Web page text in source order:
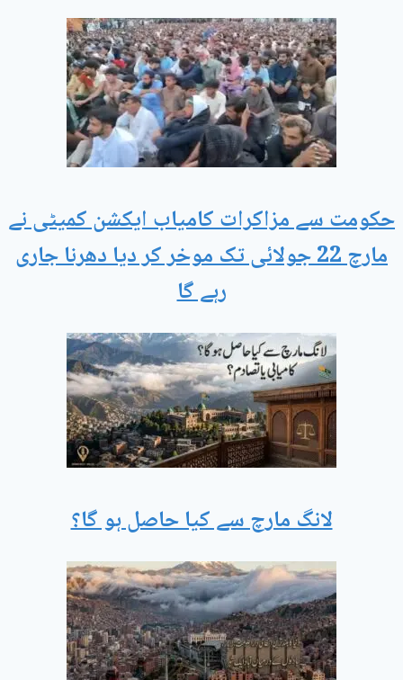
حکومت سے مزاکرات کامیاب ایکشن کمیٹی نے
مارچ 22 جولائی تک موخر کر دیا دھرنا جاری
رہے گا
لانگ مارچ سے کیا حاصل ہو گا؟